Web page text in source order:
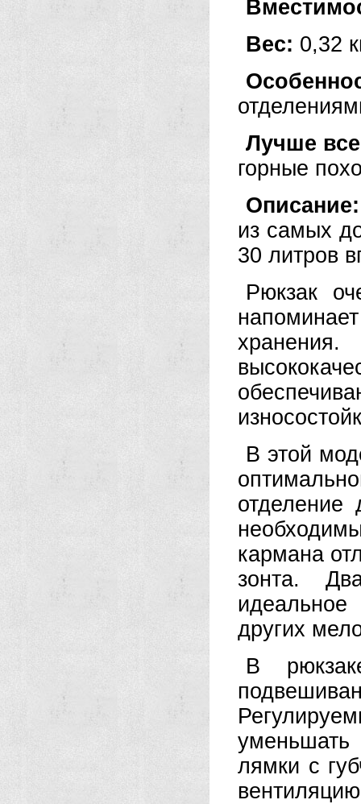
Вес: 0,32
Лучше
горные
из самых
30 литров
Рюкзак
В этой
отделение
кармана
зонта.
других
В
лямки с